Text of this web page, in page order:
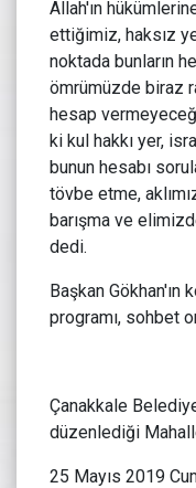
Allah'ın
ettiğimiz, haksız
noktada bunların
ömrümüzde biraz
hesap
ki kul hakkı yer,
bunun hesabı
tövbe etme,
barışma ve
dedi.
Başkan Gökhan'ın
programı, sohbet
Çanakkale
düzenlediği
25 Mayıs 2019